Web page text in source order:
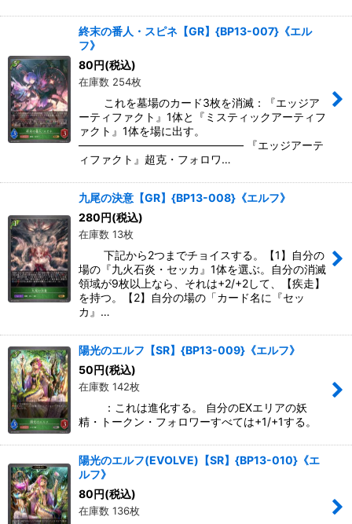
終末の番人・スピネ【GR】{BP13-007}《エル
フ》
80円(税込)
在庫数 254枚
これを墓場のカード3枚を消滅：『エッジア
ーティファクト』1体と『ミスティックアーティフ
ァクト』1体を場に出す。
――――――――――――――― 『エッジアーテ
ィファクト』超克・フォロワ…
九尾の決意【GR】{BP13-008}《エルフ》
280円(税込)
在庫数 13枚
下記から2つまでチョイスする。【1】自分の
場の『九火石炎・セッカ』1体を選ぶ。自分の消滅
領域が9枚以上なら、それは+2/+2して、【疾走】
を持つ。【2】自分の場の「カード名に『セッ
カ』…
陽光のエルフ【SR】{BP13-009}《エルフ》
50円(税込)
在庫数 142枚
：これは進化する。 自分のEXエリアの妖
精・トークン・フォロワーすべては+1/+1する。
陽光のエルフ(EVOLVE)【SR】{BP13-010}《エ
ルフ》
80円(税込)
在庫数 136枚